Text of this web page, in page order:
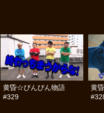
黄昏☆びんびん物語
#329
黄